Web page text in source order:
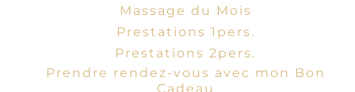
Massage du Mois
Prestations 1pers.
Prestations 2pers.
Prendre rendez-vous avec mon Bon
Cadeau